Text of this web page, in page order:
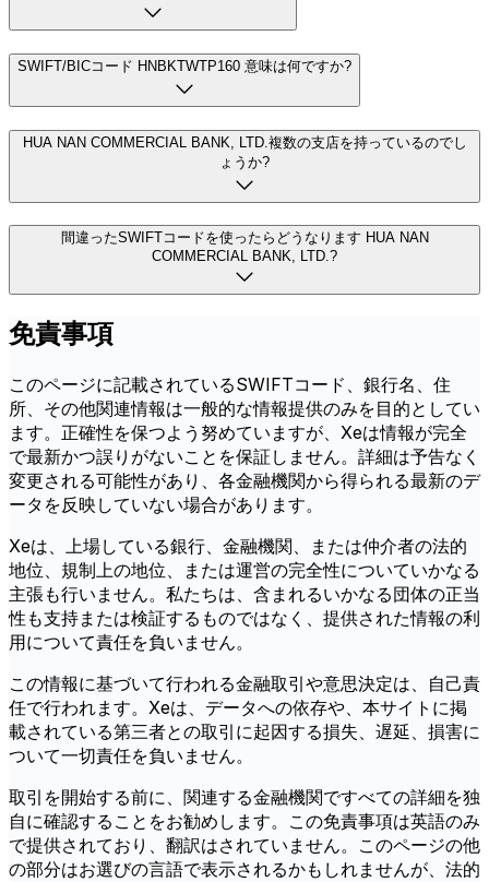
SWIFT/BICコード HNBKTWTP160 意味は何ですか?
HUA NAN COMMERCIAL BANK, LTD.複数の支店を持っているのでし
ょうか?
間違ったSWIFTコードを使ったらどうなります HUA NAN
COMMERCIAL BANK, LTD.?
免責事項
このページに記載されているSWIFTコード、銀行名、住
所、その他関連情報は一般的な情報提供のみを目的としてい
ます。正確性を保つよう努めていますが、Xeは情報が完全
で最新かつ誤りがないことを保証しません。詳細は予告なく
変更される可能性があり、各金融機関から得られる最新のデ
ータを反映していない場合があります。
Xeは、上場している銀行、金融機関、または仲介者の法的
地位、規制上の地位、または運営の完全性についていかなる
主張も行いません。私たちは、含まれるいかなる団体の正当
性も支持または検証するものではなく、提供された情報の利
用について責任を負いません。
この情報に基づいて行われる金融取引や意思決定は、自己責
任で行われます。Xeは、データへの依存や、本サイトに掲
載されている第三者との取引に起因する損失、遅延、損害に
ついて一切責任を負いません。
取引を開始する前に、関連する金融機関ですべての詳細を独
自に確認することをお勧めします。この免責事項は英語のみ
で提供されており、翻訳はされていません。このページの他
の部分はお選びの言語で表示されるかもしれませんが、法的